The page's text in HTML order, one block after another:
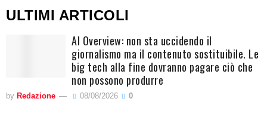
ULTIMI ARTICOLI
AI Overview: non sta uccidendo il
giornalismo ma il contenuto sostituibile. Le
big tech alla fine dovranno pagare ciò che
non possono produrre
by Redazione 08/08/2026 0